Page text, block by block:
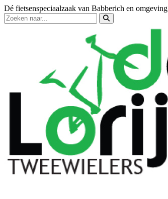
Dé fietsenspeciaalzaak van Babberich en omgeving